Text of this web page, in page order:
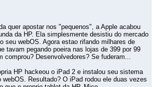
quer apostar nos "pequenos", a Apple acabou
da HP. Ela simplesmente desistiu do mercado
seu webOS. Agora estao rifando milhares de
tavam pegando poeira nas lojas de 399 por 99
comprou? Desenvolvedores? Se fuderam...
HP hackeou o iPad 2 e instalou seu sistema
webOS. Resultado? O iPad rodou ele duas vezes